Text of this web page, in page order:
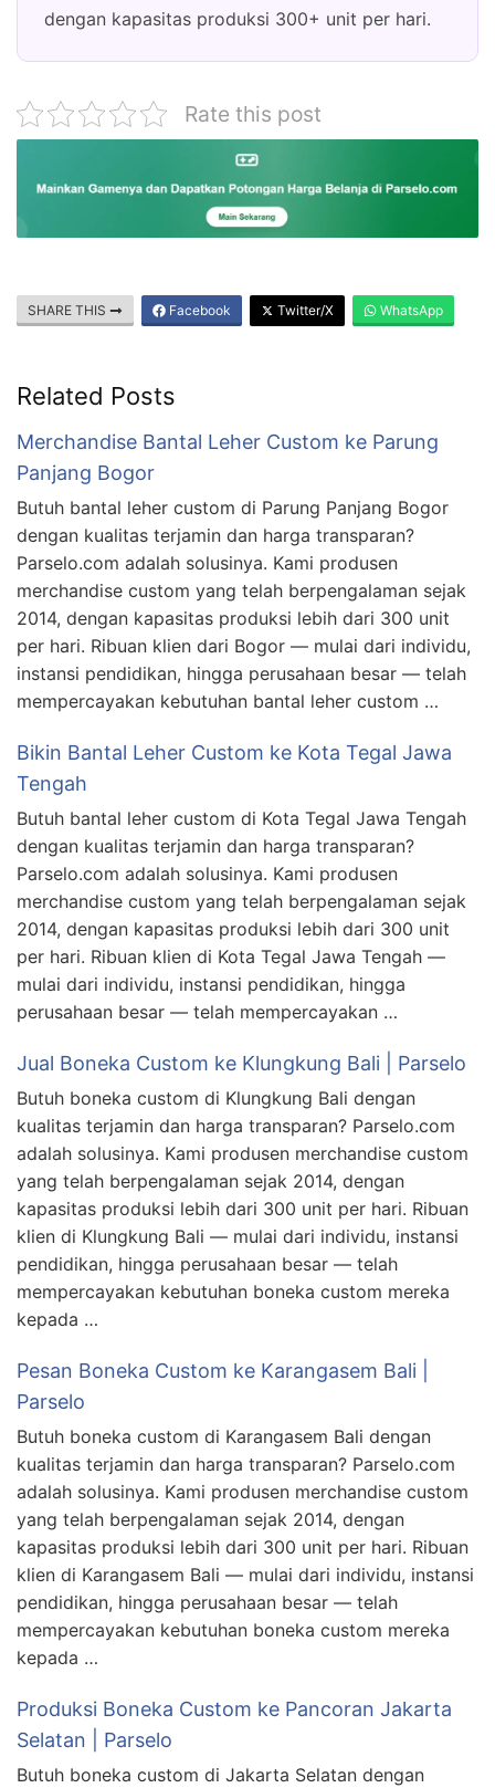
dengan kapasitas produksi 300+ unit per hari.
Rate this post
SHARE THIS Facebook Twitter/X WhatsApp
Related Posts
Merchandise Bantal Leher Custom ke Parung
Panjang Bogor
Butuh bantal leher custom di Parung Panjang Bogor
dengan kualitas terjamin dan harga transparan?
Parselo.com adalah solusinya. Kami produsen
merchandise custom yang telah berpengalaman sejak
2014, dengan kapasitas produksi lebih dari 300 unit
per hari. Ribuan klien dari Bogor — mulai dari individu,
instansi pendidikan, hingga perusahaan besar — telah
mempercayakan kebutuhan bantal leher custom …
Bikin Bantal Leher Custom ke Kota Tegal Jawa
Tengah
Butuh bantal leher custom di Kota Tegal Jawa Tengah
dengan kualitas terjamin dan harga transparan?
Parselo.com adalah solusinya. Kami produsen
merchandise custom yang telah berpengalaman sejak
2014, dengan kapasitas produksi lebih dari 300 unit
per hari. Ribuan klien di Kota Tegal Jawa Tengah —
mulai dari individu, instansi pendidikan, hingga
perusahaan besar — telah mempercayakan …
Jual Boneka Custom ke Klungkung Bali | Parselo
Butuh boneka custom di Klungkung Bali dengan
kualitas terjamin dan harga transparan? Parselo.com
adalah solusinya. Kami produsen merchandise custom
yang telah berpengalaman sejak 2014, dengan
kapasitas produksi lebih dari 300 unit per hari. Ribuan
klien di Klungkung Bali — mulai dari individu, instansi
pendidikan, hingga perusahaan besar — telah
mempercayakan kebutuhan boneka custom mereka
kepada …
Pesan Boneka Custom ke Karangasem Bali |
Parselo
Butuh boneka custom di Karangasem Bali dengan
kualitas terjamin dan harga transparan? Parselo.com
adalah solusinya. Kami produsen merchandise custom
yang telah berpengalaman sejak 2014, dengan
kapasitas produksi lebih dari 300 unit per hari. Ribuan
klien di Karangasem Bali — mulai dari individu, instansi
pendidikan, hingga perusahaan besar — telah
mempercayakan kebutuhan boneka custom mereka
kepada …
Produksi Boneka Custom ke Pancoran Jakarta
Selatan | Parselo
Butuh boneka custom di Jakarta Selatan dengan